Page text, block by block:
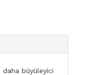
daha büyüleyici